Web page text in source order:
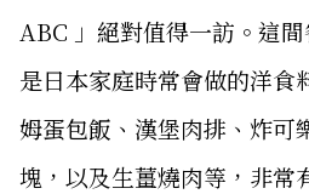
ABC 」絕對值得一訪。這
是日本家庭時常會做的洋食
姆蛋包飯、漢堡肉排、炸可
塊，以及生薑燒肉等，非常